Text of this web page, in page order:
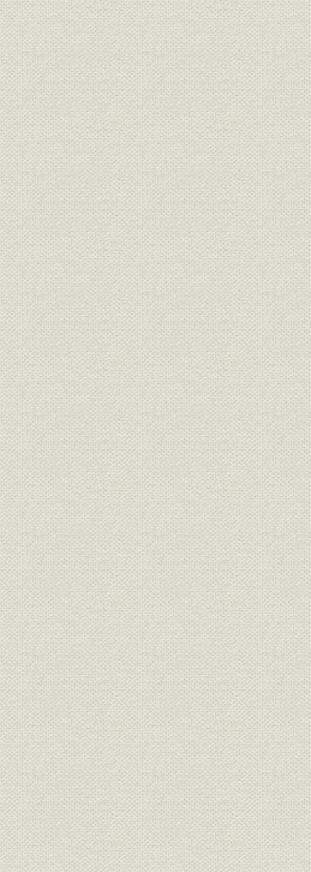
23. 阪神大震災とオウム真理教
共同支局も壊滅
悪夢の地下鉄サリン事件
第2章 現況
第1節 社団法人共同通信社
1. 社員社と契約社
予算規模400億円超える
掲載紙は4700万部
社員社
民放契約社
社員外社
2. 組織と人員
組織
本社
支社局
海外
人員規模